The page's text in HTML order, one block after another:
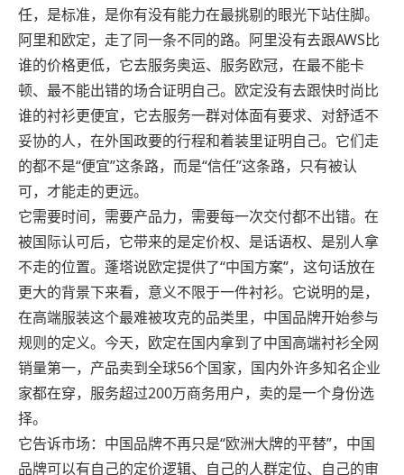
任，是标准，是你有没有能力在最挑剔的眼光下站住脚。
阿里和欧定，走了同一条不同的路。阿里没有去跟AWS比
谁的价格更低，它去服务奥运、服务欧冠，在最不能卡
顿、最不能出错的场合证明自己。欧定没有去跟快时尚比
谁的衬衫更便宜，它去服务一群对体面有要求、对舒适不
妥协的人，在外国政要的行程和着装里证明自己。它们走
的都不是“便宜”这条路，而是“信任”这条路，只有被认
可，才能走的更远。
它需要时间，需要产品力，需要每一次交付都不出错。在
被国际认可后，它带来的是定价权、是话语权、是别人拿
不走的位置。蓬塔说欧定提供了“中国方案”，这句话放在
更大的背景下来看，意义不限于一件衬衫。它说明的是，
在高端服装这个最难被攻克的品类里，中国品牌开始参与
规则的定义。今天，欧定在国内拿到了中国高端衬衫全网
销量第一，产品卖到全球56个国家，国内外许多知名企业
家都在穿，服务超过200万商务用户，卖的是一个身份选
择。
它告诉市场：中国品牌不再只是“欧洲大牌的平替”，中国
品牌可以有自己的定价逻辑、自己的人群定位、自己的审